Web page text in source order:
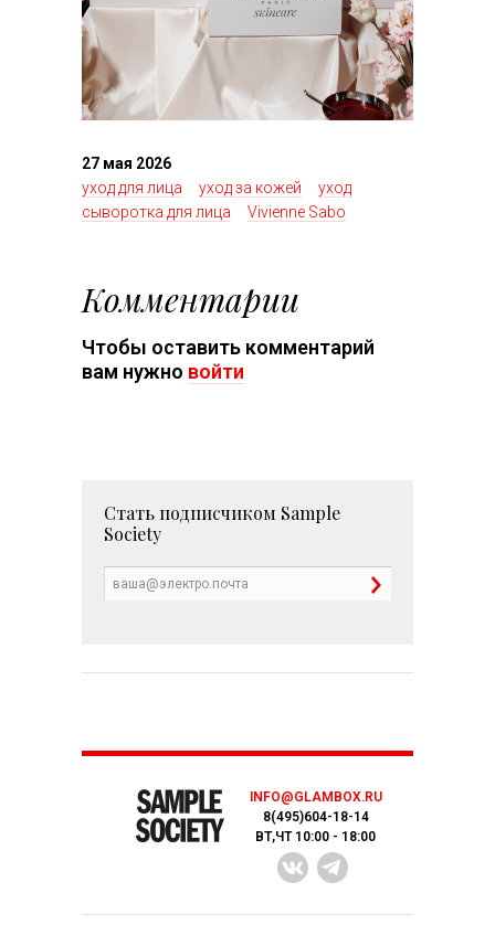
27 мая 2026
уход для лица
уход за кожей
уход
сыворотка для лица
Vivienne Sabo
Комментарии
Чтобы оставить комментарий
вам нужно войти
Стать подписчиком Sample
Society
INFO@GLAMBOX.RU
8(495)604-18-14
ВТ,ЧТ 10:00 - 18:00